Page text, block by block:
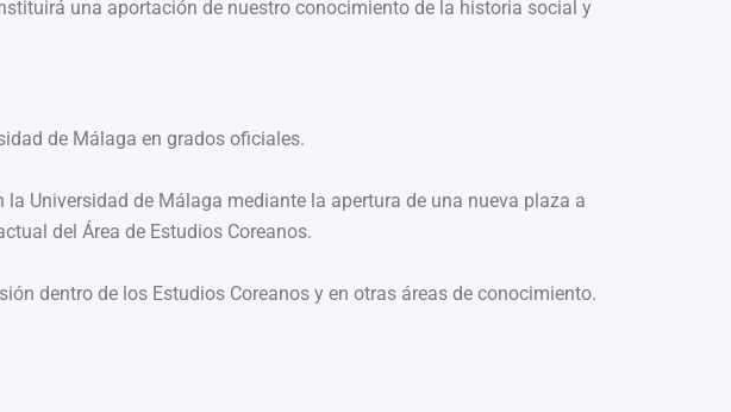
una aportación de nuestro conocimiento de la historia social y
de Málaga en grados oficiales.
Universidad de Málaga mediante la apertura de una nueva plaza a
del Área de Estudios Coreanos.
dentro de los Estudios Coreanos y en otras áreas de conocimiento.